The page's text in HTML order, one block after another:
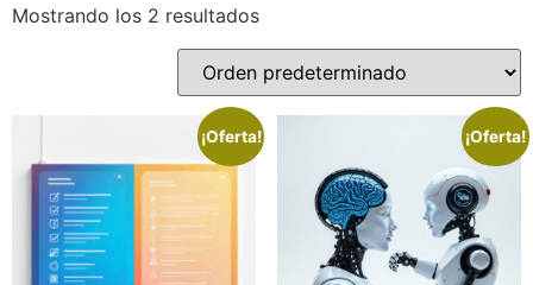
Mostrando los 2 resultados
¡Oferta! ¡Oferta!